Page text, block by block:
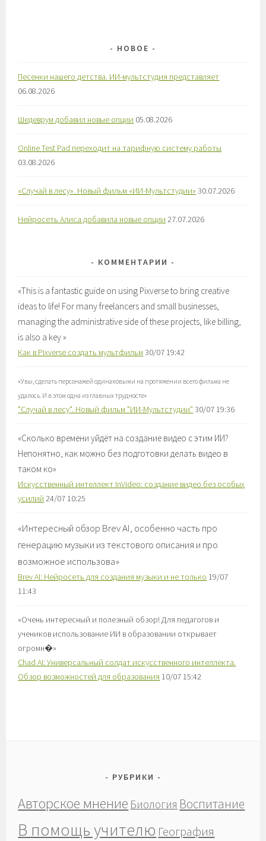
НОВОЕ
Песенки нашего детства. ИИ-мультстудия представляет
06.08.2026
Шедеврум добавил новые опции 05.08.2026
Online Test Pad переходит на тарифную систему работы
03.08.2026
«Случай в лесу». Новый фильм «ИИ-Мультстудии» 30.07.2026
Нейросеть Алиса добавила новые опции 27.07.2026
КОММЕНТАРИИ
«This is a fantastic guide on using Pixverse to bring creative
ideas to life! For many freelancers and small businesses,
managing the administrative side of these projects, like billing,
is also a key»
Как в Pixverse создать мультфильм 30/07 19:42
«Увы, сделать персонажей одинаковыми на протяжении всего фильма не
удалось. И в этом одна из главных трудносте»
"Случай в лесу". Новый фильм "ИИ-Мультстудии" 30/07 19:36
«Сколько времени уйдёт на создание видео с этим ИИ?
Непонятно, как можно без подготовки делать видео в
таком ко»
Искусственный интеллект InVideo: создание видео без особых
усилий 24/07 10:25
«Интересный обзор Brev AI, особенно часть про
генерацию музыки из текстового описания и про
возможное использова»
Brev AI: Нейросеть для создания музыки и не только 19/07
11:43
«Очень интересный и полезный обзор! Для педагогов и
учеников использование ИИ в образовании открывает
огромн�»
Chad AI: Универсальный солдат искусственного интеллекта.
Обзор возможностей для образования 10/07 15:42
РУБРИКИ
Авторское мнение Биология Воспитание
В помощь учителю География